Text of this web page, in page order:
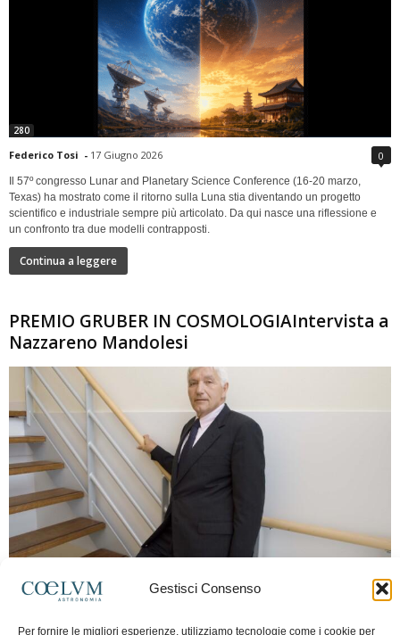
Gestisci Consenso
Per fornire le migliori esperienze, utilizziamo tecnologie come i cookie per
280
Federico Tosi - 17 Giugno 2026 0
Il 57º congresso Lunar and Planetary Science Conference (16-20 marzo,
Texas) ha mostrato come il ritorno sulla Luna stia diventando un progetto
scientifico e industriale sempre più articolato. Da qui nasce una riflessione e
un confronto tra due modelli contrapposti.
Continua a leggere
PREMIO GRUBER IN COSMOLOGIAIntervista a
Nazzareno Mandolesi
Frida Paolella - 16 Giugno 2026 0
spaziale europea e della missione Planck. Il dialogo ripercorre i principali